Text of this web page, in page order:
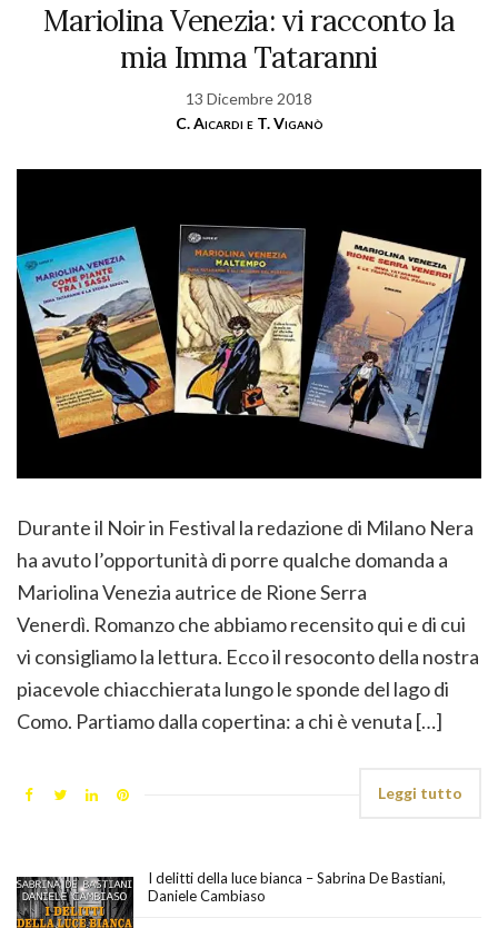
Mariolina Venezia: vi racconto la
mia Imma Tataranni
13 Dicembre 2018
C. Aicardi e T. Viganò
Durante il Noir in Festival la redazione di Milano Nera
ha avuto l’opportunità di porre qualche domanda a
Mariolina Venezia autrice de Rione Serra
Venerdì. Romanzo che abbiamo recensito qui e di cui
vi consigliamo la lettura. Ecco il resoconto della nostra
piacevole chiacchierata lungo le sponde del lago di
Como. Partiamo dalla copertina: a chi è venuta […]
Leggi tutto
I delitti della luce bianca – Sabrina De Bastiani,
Daniele Cambiaso